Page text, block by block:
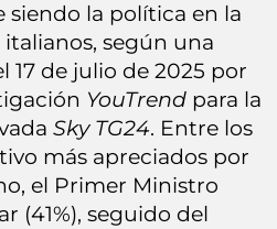
siendo la política en la
según una
17 de julio de 2025 por
YouTrend para la
Sky TG24. Entre los
más apreciados por
el Primer Ministro
(41%), seguido del